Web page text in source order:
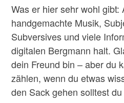
Was er hier sehr wohl
handgemachte Musik,
Subversives und viele
digitalen Bergmann halt.
dein Freund bin – aber du
zählen, wenn du etwas
den Sack gehen solltest